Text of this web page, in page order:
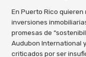
En Puerto Rico
inversiones
promesas de
Audubon International
criticados por ser